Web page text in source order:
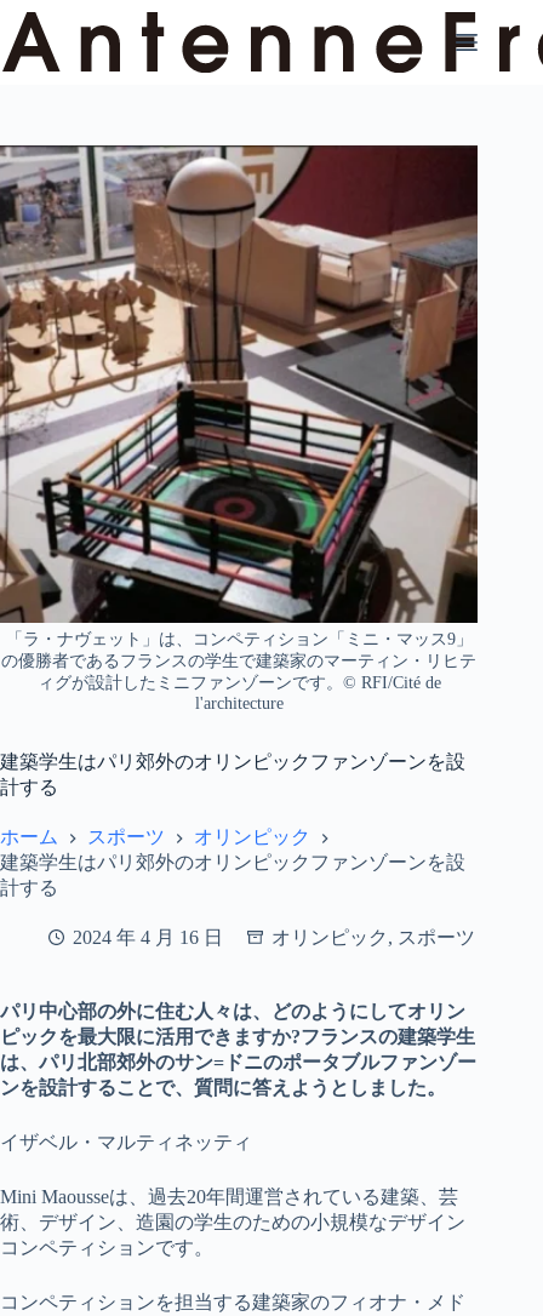
ン
テ
ス
キ
ッ
プ
「ラ・ナヴェット」は、コンペティション「ミニ・マッス9」
の優勝者であるフランスの学生で建築家のマーティン・リヒテ
ィグが設計したミニファンゾーンです。© RFI/Cité de
l'architecture
建築学生はパリ郊外のオリンピックファンゾーンを設
計する
ホーム スポーツ
オリンピック
建築学生はパリ郊外のオリンピックファンゾーンを設
計する
2024 年 4 月 16 日 オリンピック , スポーツ
パリ中心部の外に住む人々は、どのようにしてオリン
ピックを最大限に活用できますか?フランスの建築学生
は、パリ北部郊外のサン=ドニのポータブルファンゾー
ンを設計することで、質問に答えようとしました。
イザベル・マルティネッティ
Mini Maousseは、過去20年間運営されている建築、芸
術、デザイン、造園の学生のための小規模なデザイン
コンペティションです。
コンペティションを担当する建築家のフィオナ・メド